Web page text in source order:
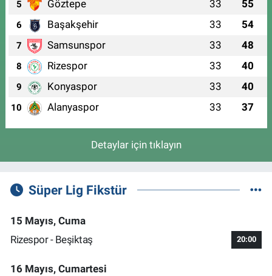
5 Göztepe 33 55
6 Başakşehir 33 54
7 Samsunspor 33 48
8 Rizespor 33 40
9 Konyaspor 33 40
10 Alanyaspor 33 37
Detaylar için tıklayın
Süper Lig Fikstür
15 Mayıs, Cuma
Rizespor - Beşiktaş
20:00
16 Mayıs, Cumartesi